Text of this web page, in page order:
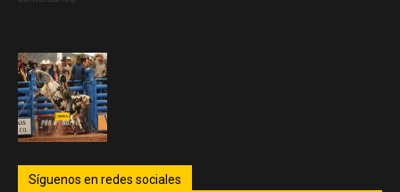
Síguenos en redes sociales